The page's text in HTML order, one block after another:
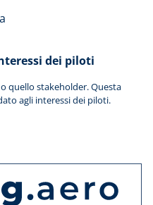
dei piloti
quello stakeholder. Questa
agli interessi dei piloti.